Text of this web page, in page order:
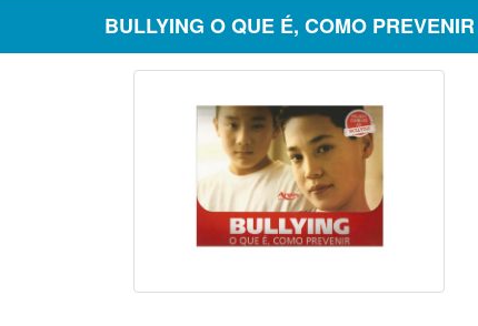
BULLYING O QUE É, COMO PREVENIR